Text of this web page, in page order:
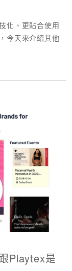
化、更貼合使用
今天來介紹其他
Playtex是